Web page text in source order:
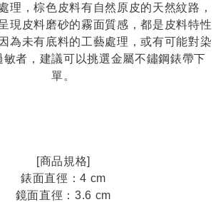
理，棕色皮料有自然原皮的天然紋路，
現皮料磨砂的霧面質感，都是皮料特性
為未有底料的工藝處理，或有可能對染
敏者，建議可以挑選金屬不鏽鋼錶帶下
單。
[商品規格]
錶面直徑：4 cm
鏡面直徑：3.6 cm